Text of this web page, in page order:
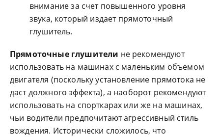
внимание за счет повышенного уровня
звука, который издает прямоточный
глушитель.
Прямоточные глушители не рекомендуют
использовать на машинах с маленьким объемом
двигателя (поскольку установление прямотока не
даст должного эффекта), а наоборот рекомендуют
использовать на спорткарах или же на машинах,
чьи водители предпочитают агрессивный стиль
вождения. Исторически сложилось, что